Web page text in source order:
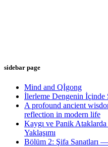
sidebar page
Mind and Qİgong
İlerleme Dengenin İçinde
A profound ancient
reflection in modern life
Kaygı ve Panik
Yaklaşımı
Bölüm 2: Şifa Sanatları